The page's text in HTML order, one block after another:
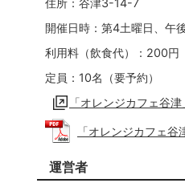
住所：谷津3-14-7
開催日時：第4土曜日、午
利用料（飲食代）：200円
定員：10名（要予約）
「オレンジカフェ谷
「オレンジカフェ
運営者